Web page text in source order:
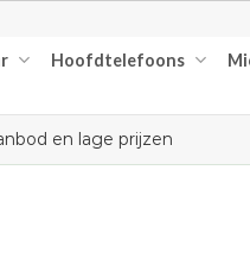
Hoofdtelefoons
en lage prijzen